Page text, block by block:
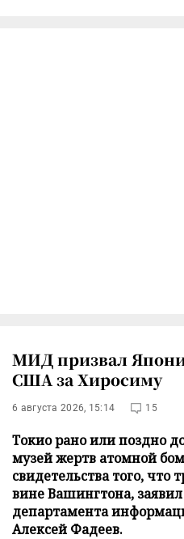
МИД призвал
США за Хиросиму
6 августа 2026, 15:14 15
Токио рано или поздно
музей жертв атомной
свидетельства того, что
вине Вашингтона,
департамента
Алексей Фадеев.